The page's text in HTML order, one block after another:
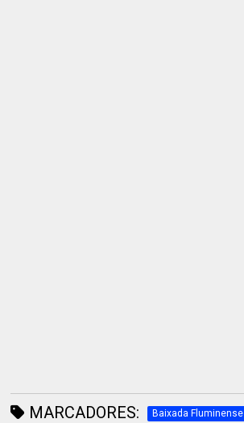
MARCADORES: Baixada Fluminense